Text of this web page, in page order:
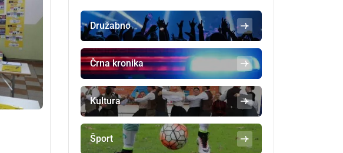
Družabno
Črna kronika
Kultura
Šport